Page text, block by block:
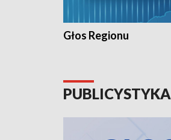
Głos Regionu
PUBLICYSTYKA